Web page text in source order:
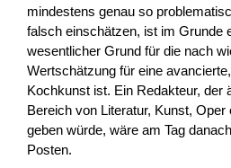
mindestens genau so
falsch einschätzen, ist im Grunde
wesentlicher Grund für die nach
Wertschätzung für eine
Kochkunst ist. Ein Redakteur, der
Bereich von Literatur, Kunst,
geben würde, wäre am Tag
Posten.